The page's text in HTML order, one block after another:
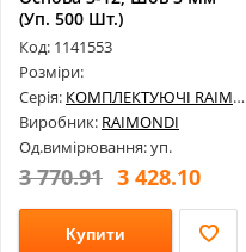
(Уп. 500 Шт.)
180Bs0003C0500
Код: 1141553
Розміри:
Серія: КОМПЛЕКТУЮЧІ RAIMONDI
Виробник: RAIMONDI
Од.вимірювання: уп.
3 770.91 3 428.10
Купити